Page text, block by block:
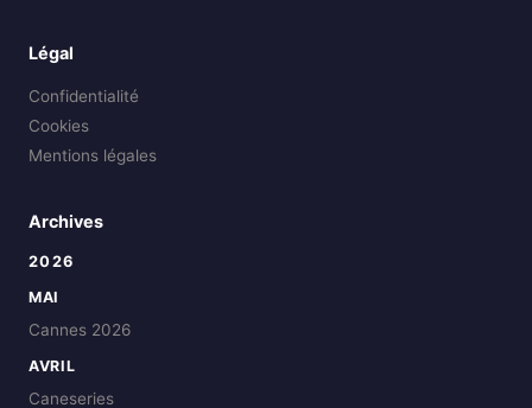
Légal
Confidentialité
Cookies
Mentions légales
Archives
2026
MAI
Cannes 2026
AVRIL
Caneseries